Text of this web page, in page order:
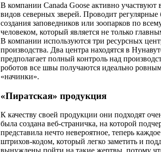
В компании Canada Goose активно
видов северных зверей. Проводит
создания заповедников или зоопарков по
человеком, который является не только
В компании используются три ресурсных
производства. Два центра находятся в
предполагает полный контроль над
роботов все швы получаются идеально
«начинки».
«Пиратская» продукция
К качеству своей продукции они подходят
была создана веб-страничка, на которой
представила нечто невероятное, теперь
штрихов-кодом, который легко заметить и